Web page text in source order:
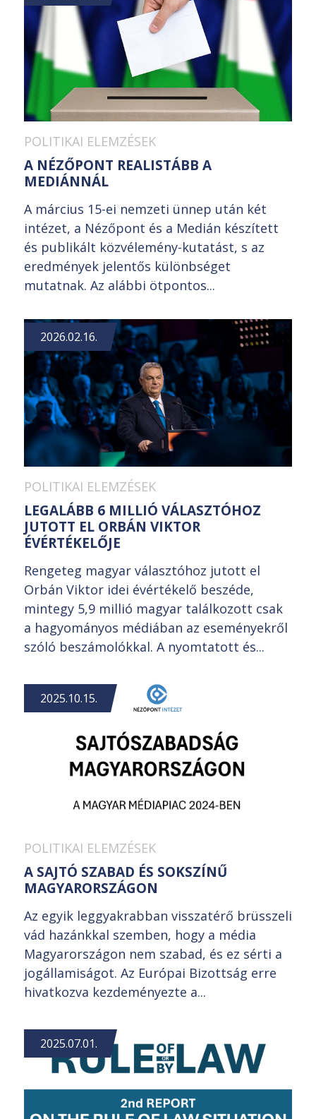
POLITIKAI ELEMZÉSEK
A NÉZŐPONT REALISTÁBB A
MEDIÁNNÁL
A március 15-ei nemzeti ünnep után két
intézet, a Nézőpont és a Medián készített
és publikált közvélemény-kutatást, s az
eredmények jelentős különbséget
mutatnak. Az alábbi ötpontos...
2026.02.16.
POLITIKAI ELEMZÉSEK
LEGALÁBB 6 MILLIÓ VÁLASZTÓHOZ
JUTOTT EL ORBÁN VIKTOR
ÉVÉRTÉKELŐJE
Rengeteg magyar választóhoz jutott el
Orbán Viktor idei évértékelő beszéde,
mintegy 5,9 millió magyar találkozott csak
a hagyományos médiában az eseményekről
szóló beszámolókkal. A nyomtatott és...
2025.10.15.
POLITIKAI ELEMZÉSEK
A SAJTÓ SZABAD ÉS SOKSZÍNŰ
MAGYARORSZÁGON
Az egyik leggyakrabban visszatérő brüsszeli
vád hazánkkal szemben, hogy a média
Magyarországon nem szabad, és ez sérti a
jogállamiságot. Az Európai Bizottság erre
hivatkozva kezdeményezte a...
2025.07.01.